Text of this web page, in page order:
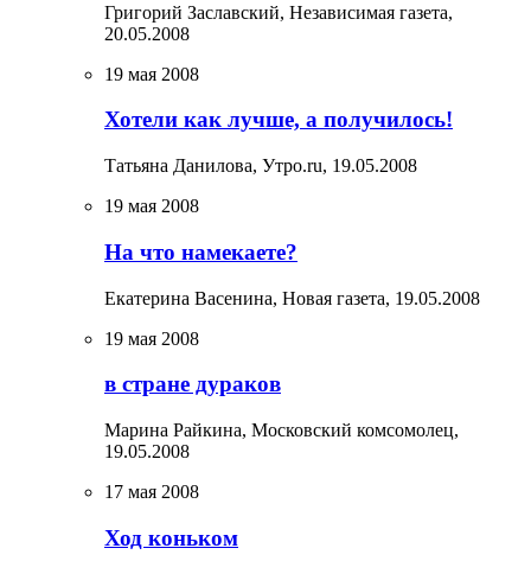
Григорий Заславский, Независимая газета,
20.05.2008
19 мая 2008
Хотели как лучше, а получилось!
Татьяна Данилова, Утро.ru, 19.05.2008
19 мая 2008
На что намекаете?
Екатерина Васенина, Новая газета, 19.05.2008
19 мая 2008
в стране дураков
Марина Райкина, Московский комсомолец,
19.05.2008
17 мая 2008
Ход коньком